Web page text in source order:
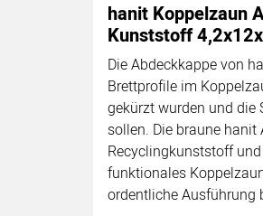
hanit Koppelzaun
Kunststoff
Die Abdeckkappe von
Brettprofile im
gekürzt wurden und die
sollen. Die braune
Recyclingkunststoff
funktionales
ordentliche Ausführung